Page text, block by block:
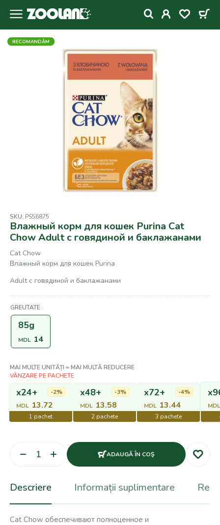
RECOMANDǍM
SKU: PS56875
Влажный корм для кошек Purina Cat
Chow Adult с говядиной и баклажанами
Cat Chow
Влажный корм для кошек Purina
Adult с говядиной и баклажанами
GREUTATE
85g
MDL 14
MAI MULTE UNITĂȚI = MAI MULTĂ REDUCERE
x24+
MDL 13.72
-2% x48+
MDL 13.58
-3% x72+
MDL 13.44
-4%
MDL
ADAUGĂ ÎN COŞ
Descriere Informații suplimentare
Cat Chow обеспечивают полноценное и